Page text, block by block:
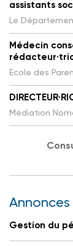
assistants
Le
Médecin
Ecole des
Médiation
Gestion du